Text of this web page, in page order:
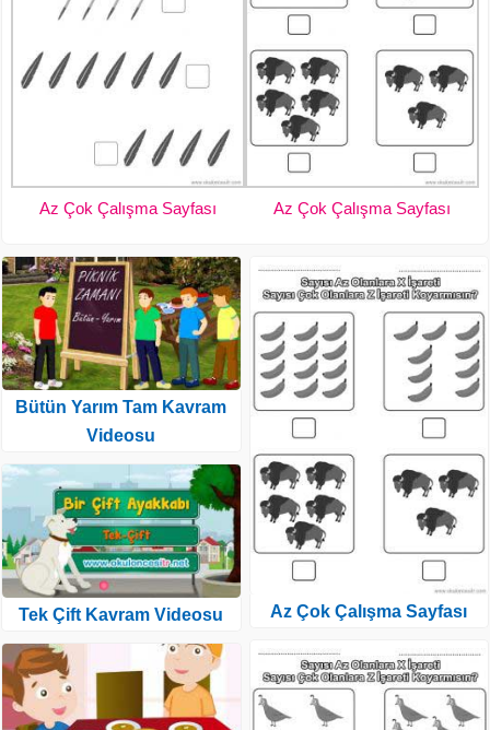
Az Çok Çalışma Sayfası Az Çok Çalışma Sayfası
Bütün Yarım Tam Kavram
Videosu
Tek Çift Kavram Videosu Az Çok Çalışma Sayfası